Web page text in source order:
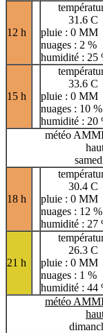
12 h
31.6 C
pluie : 0 MM
nuages : 2 %
humidité : 25
15 h
33.6 C
pluie : 0 MM
nuages : 10 %
humidité : 20
météo
18 h
30.4 C
pluie : 0 MM
nuages : 12 %
humidité : 27
21 h
26.3 C
pluie : 0 MM
nuages : 1 %
humidité : 44
météo